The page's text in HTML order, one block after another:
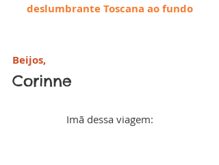
deslumbrante Toscana ao fundo
Beijos,
Corinne
Imã dessa viagem: